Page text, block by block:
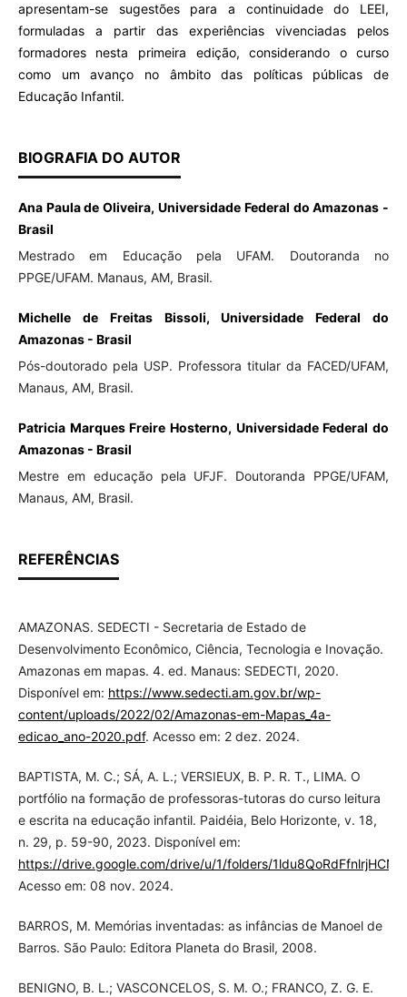
apresentam-se sugestões para a continuidade do LEEI,
formuladas a partir das experiências vivenciadas pelos
formadores nesta primeira edição, considerando o curso
como um avanço no âmbito das políticas públicas de
Educação Infantil.
BIOGRAFIA DO AUTOR
Ana Paula de Oliveira, Universidade Federal do Amazonas -
Brasil
Mestrado em Educação pela UFAM. Doutoranda no
PPGE/UFAM. Manaus, AM, Brasil.
Michelle de Freitas Bissoli, Universidade Federal do
Amazonas - Brasil
Pós-doutorado pela USP. Professora titular da FACED/UFAM,
Manaus, AM, Brasil.
Patricia Marques Freire Hosterno, Universidade Federal do
Amazonas - Brasil
Mestre em educação pela UFJF. Doutoranda PPGE/UFAM,
Manaus, AM, Brasil.
REFERÊNCIAS
AMAZONAS. SEDECTI - Secretaria de Estado de
Desenvolvimento Econômico, Ciência, Tecnologia e Inovação.
Amazonas em mapas. 4. ed. Manaus: SEDECTI, 2020.
Disponível em: https://www.sedecti.am.gov.br/wp-
content/uploads/2022/02/Amazonas-em-Mapas_4a-
edicao_ano-2020.pdf. Acesso em: 2 dez. 2024.
BAPTISTA, M. C.; SÁ, A. L.; VERSIEUX, B. P. R. T., LIMA. O
portfólio na formação de professoras-tutoras do curso leitura
e escrita na educação infantil. Paidéia, Belo Horizonte, v. 18,
n. 29, p. 59-90, 2023. Disponível em:
https://drive.google.com/drive/u/1/folders/
Acesso em: 08 nov. 2024.
BARROS, M. Memórias inventadas: as infâncias de Manoel de
Barros. São Paulo: Editora Planeta do Brasil, 2008.
BENIGNO, B. L.; VASCONCELOS, S. M. O.; FRANCO, Z. G. E.